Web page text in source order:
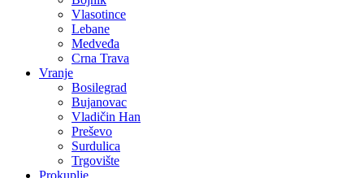
Vlasotince
Lebane
Medveđa
Crna Trava
Vranje
Bosilegrad
Bujanovac
Vladičin Han
Preševo
Surdulica
Trgovište
Prokuplje